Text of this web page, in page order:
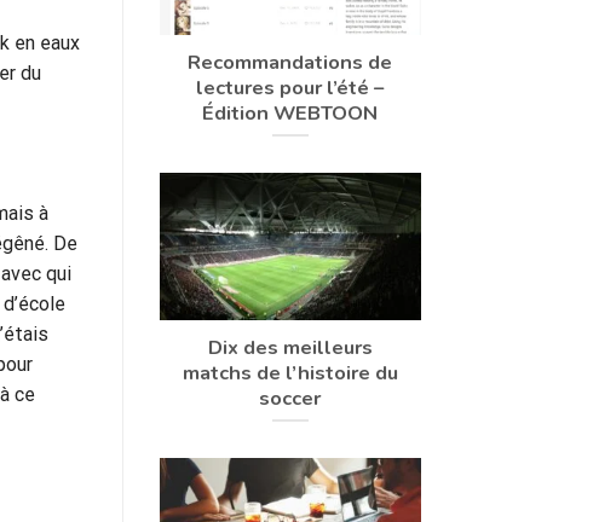
en eaux
du
à
De
qui
ce
Recommandations de
lectures pour l’été –
Édition WEBTOON
Dix des meilleurs
matchs de l’histoire du
soccer